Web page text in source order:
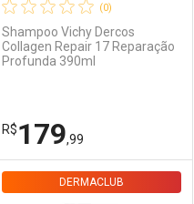
(0)
Shampoo Vichy Dercos
Collagen Repair 17 Reparação
Profunda 390ml
R$179,99
DERMACLUB